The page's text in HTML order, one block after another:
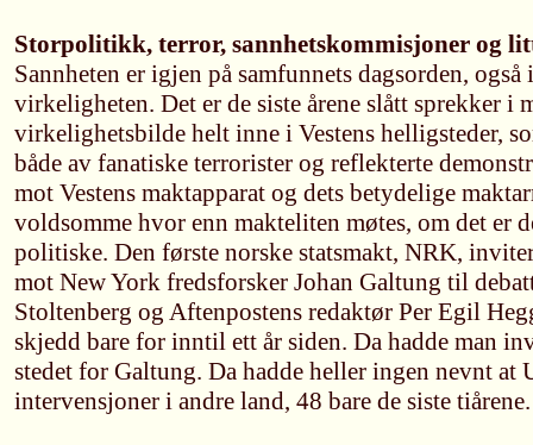
Storpolitikk, terror, sannhetskommisjoner og
Sannheten er igjen på samfunnets dagsorden,
virkeligheten. Det er de siste årene slått sprekker i
virkelighetsbilde helt inne i Vestens helligsteder,
både av fanatiske terrorister og reflekterte
mot Vestens maktapparat og dets betydelige
voldsomme hvor enn makteliten møtes, om det er
politiske. Den første norske statsmakt, NRK,
mot New York fredsforsker Johan Galtung til
Stoltenberg og Aftenpostens redaktør Per Egil
skjedd bare for inntil ett år siden. Da hadde man
stedet for Galtung. Da hadde heller ingen nevnt at
intervensjoner i andre land, 48 bare de siste tiårene.